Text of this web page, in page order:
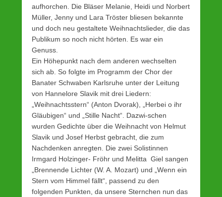
aufhorchen. Die Bläser Melanie, Heidi und Norbert
Müller, Jenny und Lara Tröster bliesen bekannte
und doch neu gestaltete Weihnachtslieder, die das
Publikum so noch nicht hörten. Es war ein
Genuss.
Ein Höhepunkt nach dem anderen wechselten
sich ab. So folgte im Programm der Chor der
Banater Schwaben Karlsruhe unter der Leitung
von Hannelore Slavik mit drei Liedern:
„Weihnachtsstern“ (Anton Dvorak), „Herbei o ihr
Gläubigen“ und „Stille Nacht“. Dazwi-schen
wurden Gedichte über die Weihnacht von Helmut
Slavik und Josef Herbst gebracht, die zum
Nachdenken anregten. Die zwei Solistinnen
Irmgard Holzinger- Fröhr und Melitta Giel sangen
„Brennende Lichter (W. A. Mozart) und „Wenn ein
Stern vom Himmel fällt“, passend zu den
folgenden Punkten, da unsere Sternchen nun das